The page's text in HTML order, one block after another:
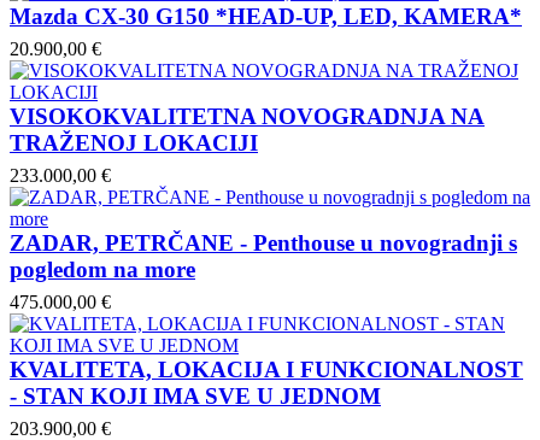
Mazda CX-30 G150 *HEAD-UP, LED, KAMERA*
20.900,00 €
VISOKOKVALITETNA NOVOGRADNJA NA
TRAŽENOJ LOKACIJI
233.000,00 €
ZADAR, PETRČANE - Penthouse u novogradnji s
pogledom na more
475.000,00 €
KVALITETA, LOKACIJA I FUNKCIONALNOST
- STAN KOJI IMA SVE U JEDNOM
203.900,00 €